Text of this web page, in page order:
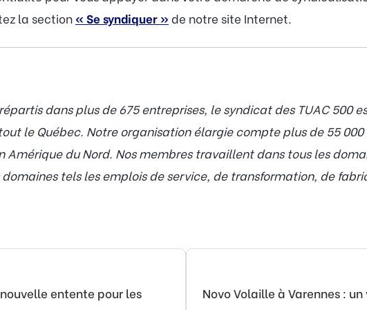
la section« Se syndiquer » de notre site Internet.
dans plus de 675 entreprises, le syndicat des TUAC 500
le Québec. Notre organisation élargie compte plus de 55
du Nord. Nos membres travaillent dans tous les
tels les emplois de service, de transformation, de
entente pour les
Novo Volaille à Varennes :